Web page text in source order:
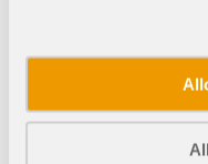
Análise tensão-